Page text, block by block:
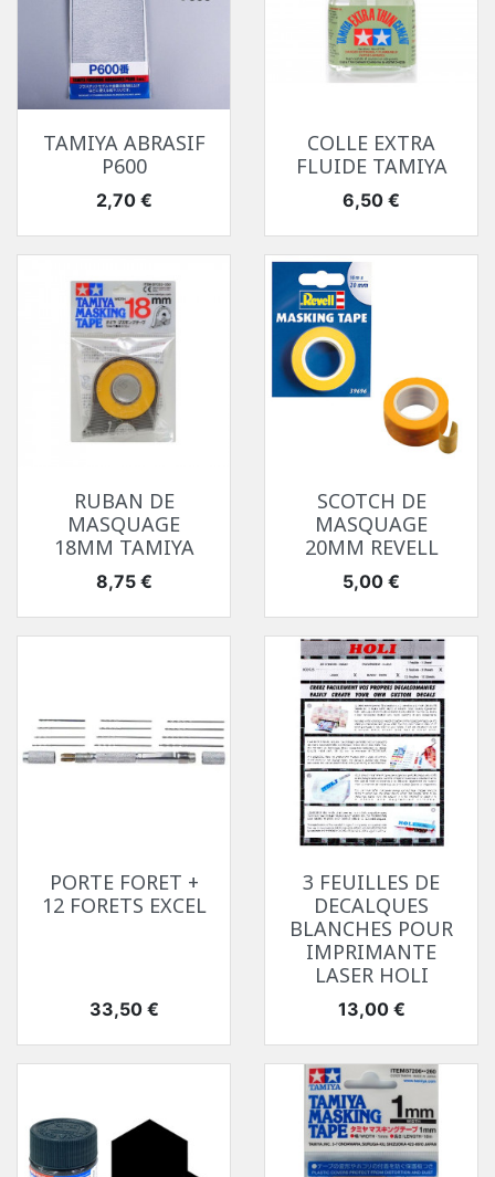
TAMIYA ABRASIF
P600
Prix
2,70 €
COLLE EXTRA
FLUIDE TAMIYA
Prix
6,50 €
RUBAN DE
MASQUAGE
18MM TAMIYA
Prix
8,75 €
SCOTCH DE
MASQUAGE
20MM REVELL
Prix
5,00 €
PORTE FORET +
12 FORETS EXCEL
Prix
33,50 €
3 FEUILLES DE
DECALQUES
BLANCHES POUR
IMPRIMANTE
LASER HOLI
Prix
13,00 €